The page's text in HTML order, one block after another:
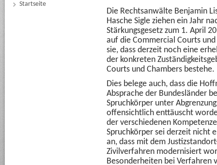
Startseite
Die Rechtsanwälte Benjamin
Hasche Sigle ziehen ein Jahr
Stärkungsgesetz zum 1. April
auf die Commercial Courts
sie, dass derzeit noch eine
der konkreten
Courts und Chambers bestehe.
Dies belege auch, dass die
Absprache der Bundesländer
Spruchkörper unter
offensichtlich enttäuscht
der verschiedenen
Spruchkörper sei derzeit nicht
an, dass mit dem
Zivilverfahren modernisiert
Besonderheiten bei Verfahren